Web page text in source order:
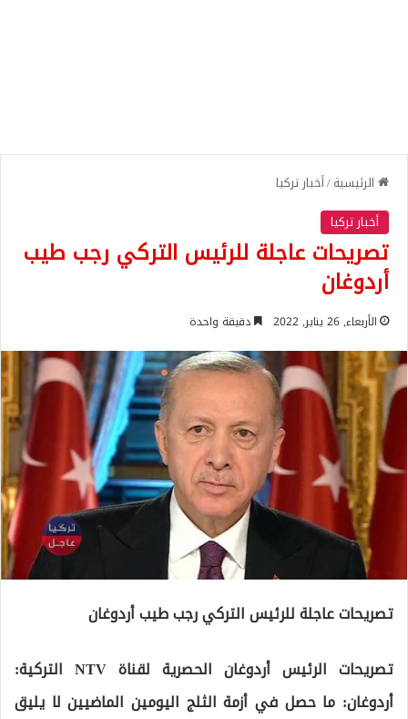
الرئيسية/أخبار تركيا
أخبار تركيا
تصريحات عاجلة للرئيس التركي رجب طيب
أردوغان
الأربعاء, 26 يناير, 2022 دقيقة واحدة
تصريحات عاجلة للرئيس التركي رجب طيب أردوغان
تصريحات الرئيس أردوغان الحصرية لقناة NTV التركية:
أردوغان: ما حصل في أزمة الثلج اليومين الماضيين لا يليق